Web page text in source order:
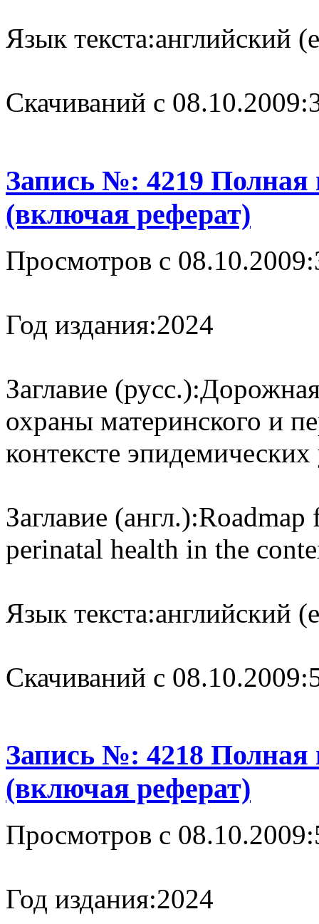
Язык текста:английский
Cкачиваний с 08.10.2009:
Запись №: 4219 Полная
(включая реферат)
Просмотров с 08.10.2009:
Год издания:2024
Заглавие (русс.):Дорожная
охраны материнского и
контексте эпидемических
Заглавие (англ.):Roadmap
perinatal health in the
Язык текста:английский
Cкачиваний с 08.10.2009:
Запись №: 4218 Полная
(включая реферат)
Просмотров с 08.10.2009:
Год издания:2024